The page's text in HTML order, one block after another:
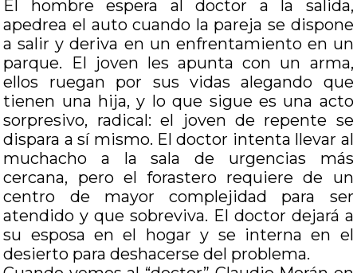
El hombre espera al doctor a la salida,
apedrea el auto cuando la pareja se dispone
a salir y deriva en un enfrentamiento en un
parque. El joven les apunta con un arma,
ellos ruegan por sus vidas alegando que
tienen una hija, y lo que sigue es una acto
sorpresivo, radical: el joven de repente se
dispara a sí mismo. El doctor intenta llevar al
muchacho a la sala de urgencias más
cercana, pero el forastero requiere de un
centro de mayor complejidad para ser
atendido y que sobreviva. El doctor dejará a
su esposa en el hogar y se interna en el
desierto para deshacerse del problema.